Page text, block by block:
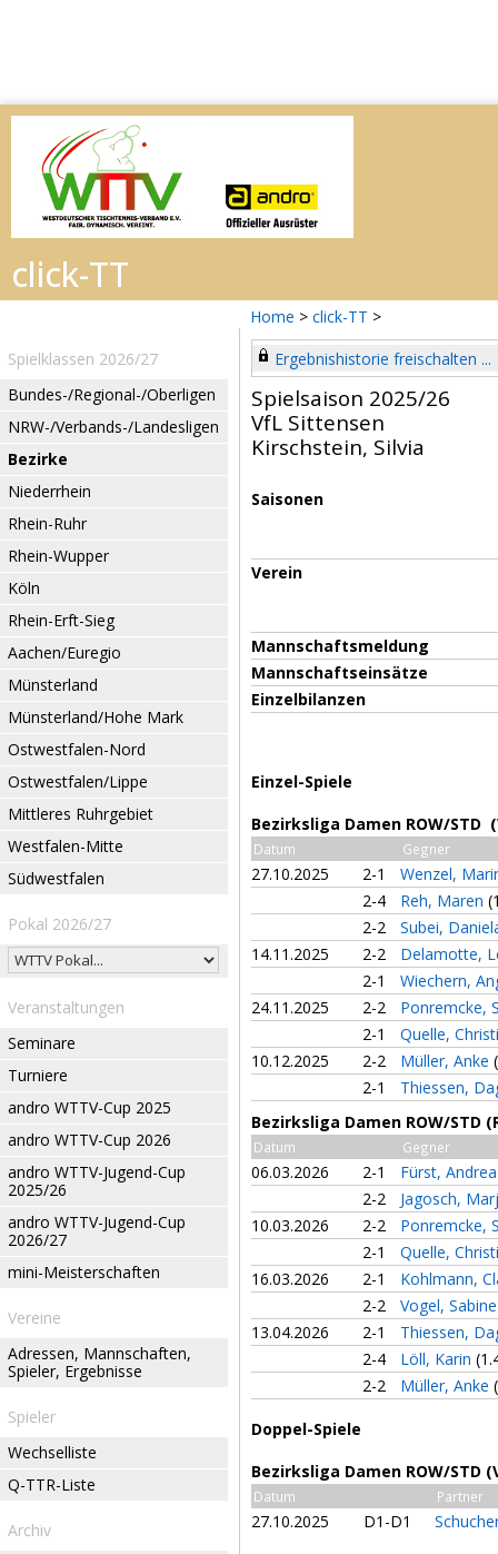
Home > click-TT >
Spielklassen 2026/27
Bundes-/Regional-/Oberligen
NRW-/Verbands-/Landesligen
Bezirke
Niederrhein
Rhein-Ruhr
Rhein-Wupper
Köln
Rhein-Erft-Sieg
Aachen/Euregio
Münsterland
Münsterland/Hohe Mark
Ostwestfalen-Nord
Ostwestfalen/Lippe
Mittleres Ruhrgebiet
Westfalen-Mitte
Südwestfalen
Pokal 2026/27
Veranstaltungen
Seminare
Turniere
andro WTTV-Cup 2025
andro WTTV-Cup 2026
andro WTTV-Jugend-Cup
2025/26
andro WTTV-Jugend-Cup
2026/27
mini-Meisterschaften
Vereine
Adressen, Mannschaften,
Spieler, Ergebnisse
Spieler
Wechselliste
Q-TTR-Liste
Archiv
Ergebnishistorie freischalten ...
Spielsaison 2025/26
VfL Sittensen
Kirschstein, Silvia
Saisonen
Verein
Mannschaftsmeldung
Mannschaftseinsätze
Einzelbilanzen
Einzel-Spiele
Bezirksliga Damen ROW/STD
Datum Gegner
27.10.2025 2-1
Wenzel,
2-4
Reh, Maren
2-2
Subei,
14.11.2025
2-2
Delamotte,
2-1
Wiechern,
24.11.2025
2-2
Ponremcke,
2-1
Quelle,
10.12.2025
2-2 Müller, Anke
2-1
Thiessen,
Bezirksliga Damen ROW/STD
Datum Gegner
06.03.2026 2-1
Fürst,
2-2
Jagosch,
10.03.2026
2-2
Ponremcke,
2-1
Quelle,
16.03.2026
2-1
Kohlmann,
2-2
Vogel,
13.04.2026
2-1
Thiessen,
2-4
Löll, Karin
2-2
Müller, Anke
Doppel-Spiele
Bezirksliga Damen ROW/STD
Datum Partner
27.10.2025 D1-D1